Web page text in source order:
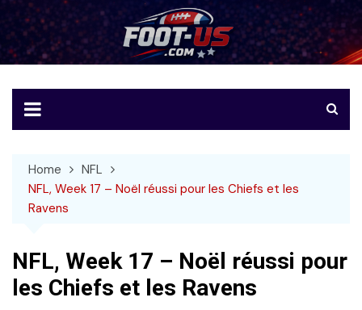
to
content
Foot-US
Le football américain en français
Home
NFL
NFL, Week 17 – Noël réussi pour les Chiefs et les
Ravens
NFL, Week 17 – Noël réussi pour
les Chiefs et les Ravens